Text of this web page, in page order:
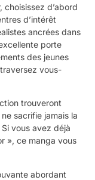
choisissez d’abord
d’intérêt
ancrées dans
porte
des jeunes
vous-
trouveront
sacrifie jamais la
vous avez déjà
», ce manga vous
abordant